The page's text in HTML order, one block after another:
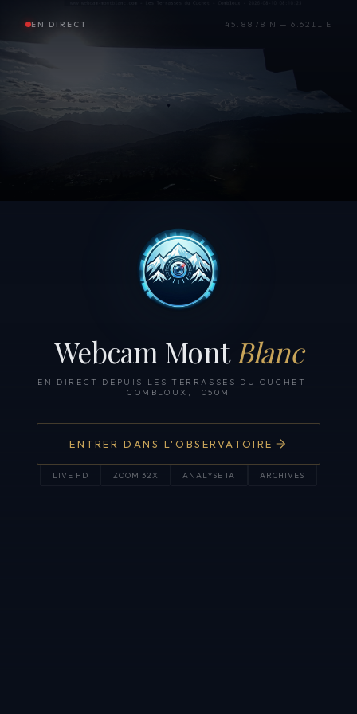
EN DIRECT 45.8878 N — 6.6211 E
Webcam Mont Blanc
EN DIRECT DEPUIS LES TERRASSES DU CUCHET —
COMBLOUX, 1050M
ENTRER DANS L'OBSERVATOIRE
LIVE HD ZOOM 32X ANALYSE IA ARCHIVES